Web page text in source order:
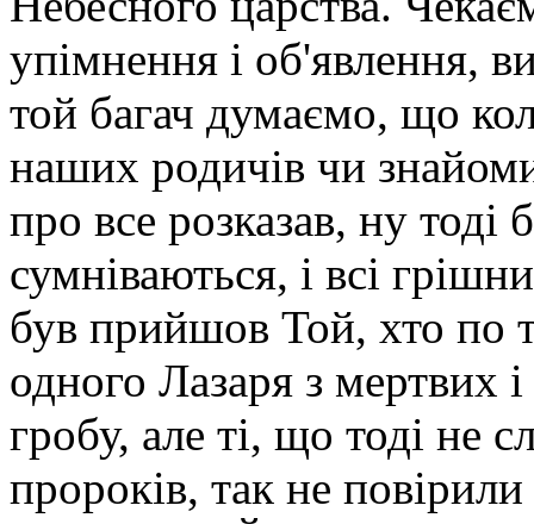
упімнення і об'явлення,
той багач думаємо, що
наших родичів чи
про все розказав, ну
сумніваються, і всі
був прийшов Той, хто по
одного Лазаря з мертвих
гробу, але ті, що тоді не
пророків, так не